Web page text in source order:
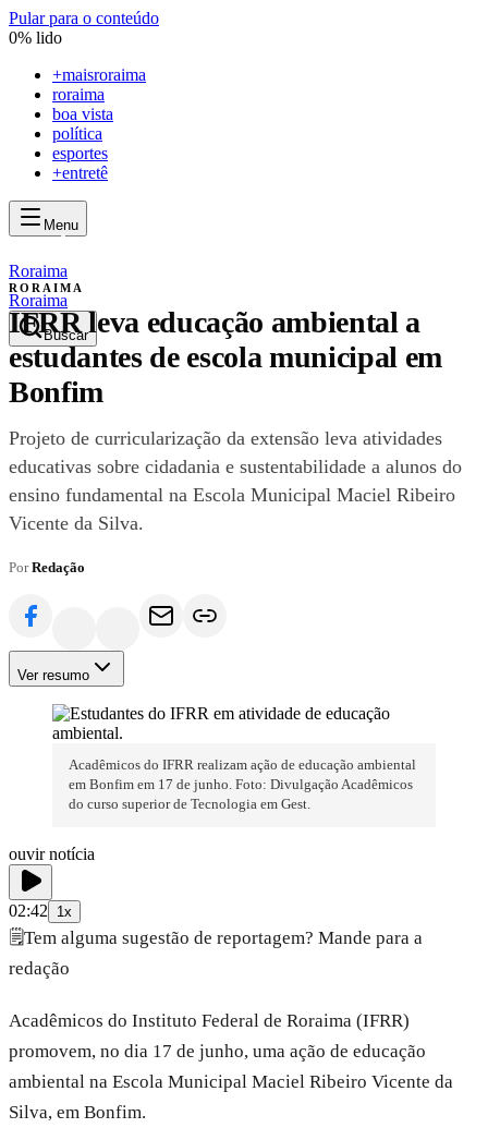
Pular para o conteúdo
0% lido
+maisroraima
roraima
boa vista
política
esportes
+entretê
Menu
maisroraima
mais
Roraima
Buscar
Roraima
RORAIMA
IFRR leva educação ambiental a
estudantes de escola municipal em
Bonfim
Projeto de curricularização da extensão leva atividades
educativas sobre cidadania e sustentabilidade a alunos do
ensino fundamental na Escola Municipal Maciel Ribeiro
Vicente da Silva.
PorRedação
Ver resumo
Acadêmicos do IFRR realizam ação de educação ambiental
em Bonfim em 17 de junho. Foto: Divulgação Acadêmicos
do curso superior de Tecnologia em Gest.
ouvir notícia
02:42 1x
🗒️Tem alguma sugestão de reportagem? Mande para a
redação
Acadêmicos do Instituto Federal de Roraima (IFRR)
promovem, no dia 17 de junho, uma ação de educação
ambiental na Escola Municipal Maciel Ribeiro Vicente da
Silva, em Bonfim.